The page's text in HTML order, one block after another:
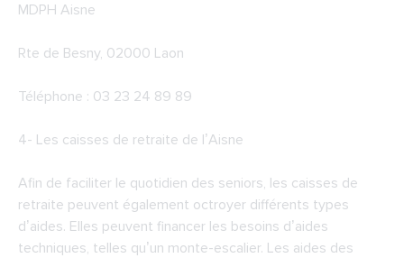
MDPH Aisne
Rte de Besny, 02000 Laon
Téléphone : 03 23 24 89 89
4- Les caisses de retraite de l’Aisne
Afin de faciliter le quotidien des seniors, les caisses de
retraite peuvent également octroyer différents types
d’aides. Elles peuvent financer les besoins d’aides
techniques, telles qu’un monte-escalier. Les aides des